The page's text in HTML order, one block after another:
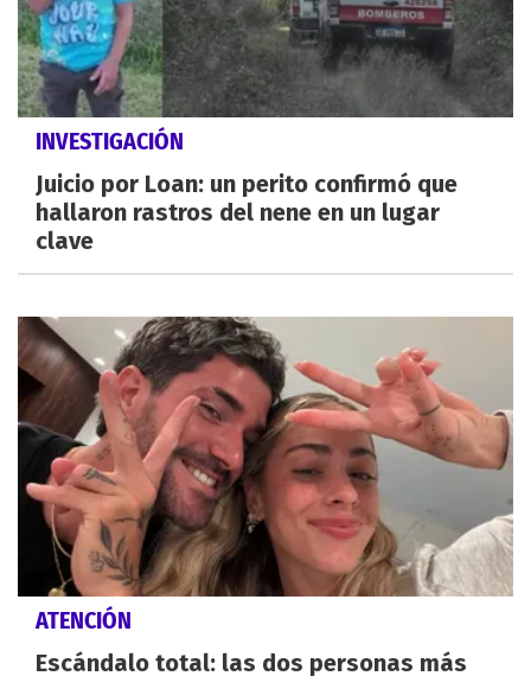
INVESTIGACIÓN
Juicio por Loan: un perito confirmó que
hallaron rastros del nene en un lugar
clave
ATENCIÓN
Escándalo total: las dos personas más